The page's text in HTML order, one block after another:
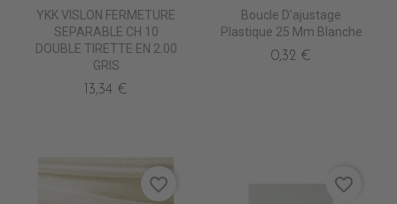
YKK VISLON FERMETURE
SEPARABLE CH 10
DOUBLE TIRETTE EN 2.00
GRIS
13,34 €
Boucle D'ajustage
Plastique 25 Mm Blanche
0,32 €
favorite_border favorite_border